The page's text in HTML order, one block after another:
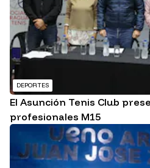
DEPORTES
El Asunción Tenis Club
profesionales M15